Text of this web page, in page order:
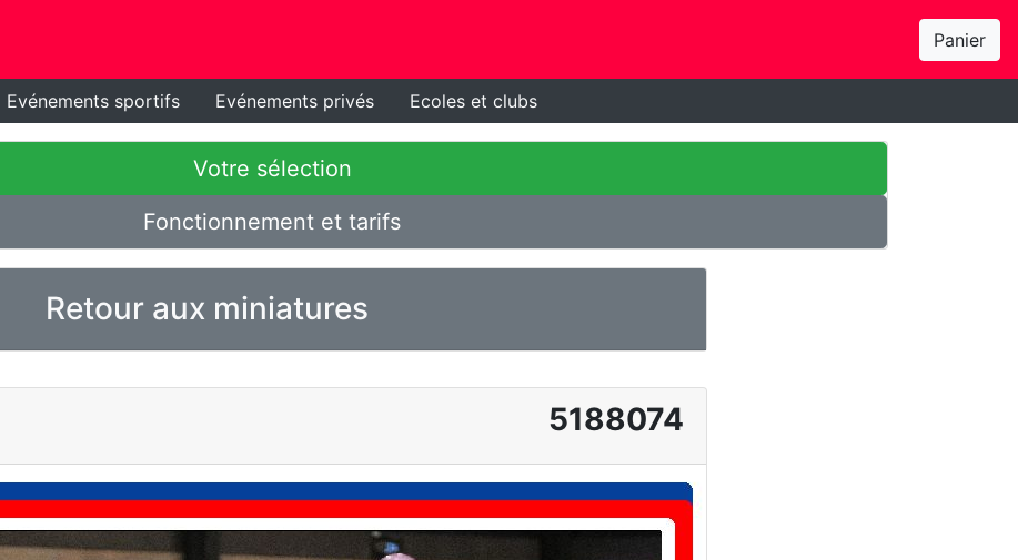
Panier
Evénements sportifs Evénements privés Ecoles et clubs
Votre sélection
Fonctionnement et tarifs
Retour aux miniatures
5188074